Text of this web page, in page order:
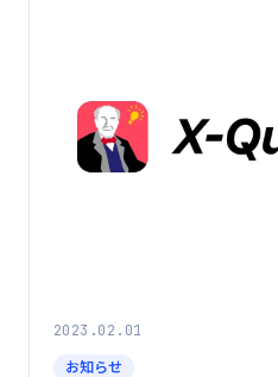
2023.02.01
お知らせ